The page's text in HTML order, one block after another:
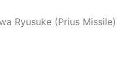
Ryusuke (Prius Missile)